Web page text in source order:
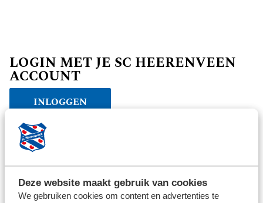
Deze website maakt gebruik van cookies
We gebruiken cookies om content en advertenties te
LOGIN MET JE SC HEERENVEEN
ACCOUNT
INLOGGEN
Verder winkelen